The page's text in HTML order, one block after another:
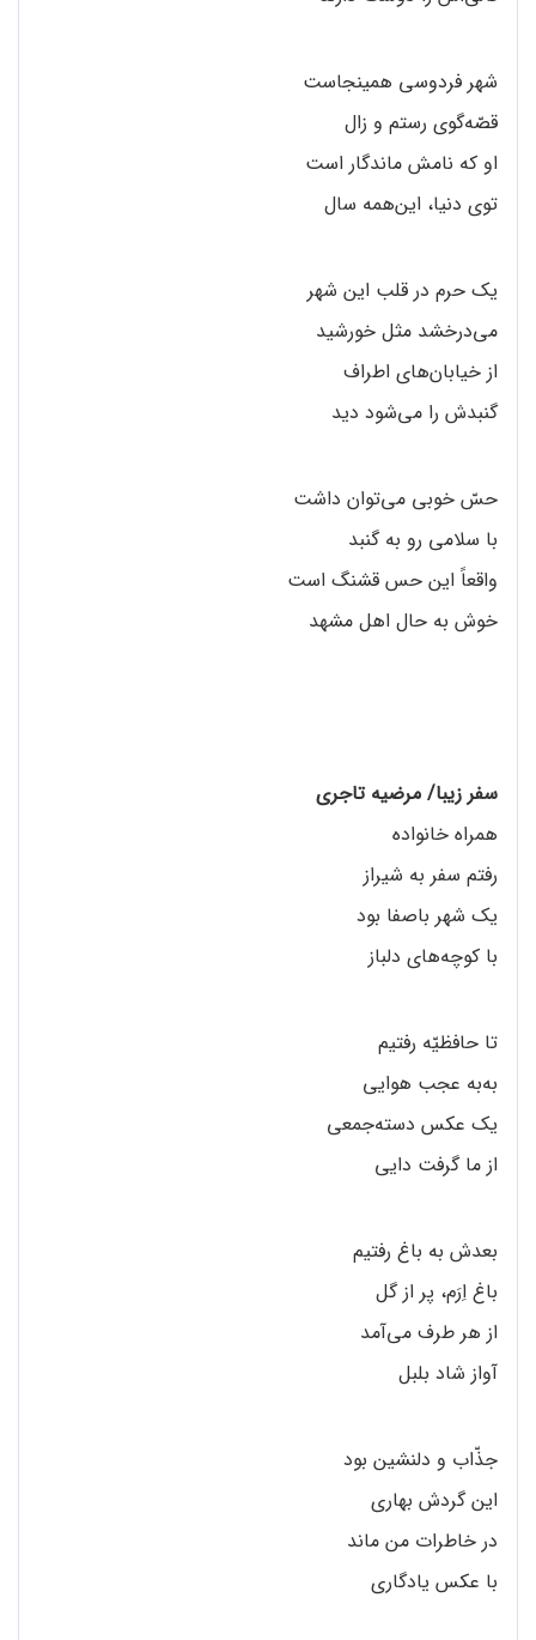
شهر فردوسی همینجاست
قصّه‌گوی رستم و زال
او که نامش ماندگار است
توی دنیا، این‌همه سال
یک حرم در قلب این شهر
می‌درخشد مثل خورشید
از خیابان‌های اطراف
گنبدش را می‌شود دید
حسّ خوبی می‌توان داشت
با سلامی رو به گنبد
واقعاً این حس قشنگ است
خوش‌ به‌ حال اهل مشهد
سفر زیبا/ مرضیه تاجری
همراه خانواده
رفتم سفر به شیراز
یک شهر باصفا بود
با کوچه‌های دلباز
تا حافظیّه رفتیم
به‌به عجب هوایی
یک عکس دسته‌جمعی
از ما گرفت دایی
بعدش به باغ رفتیم
باغ اِرَم، پر از گل
از هر طرف می‌آمد
آواز شاد بلبل
جذّاب و دلنشین بود
این گردش بهاری
در خاطرات من ماند
با عکس یادگاری